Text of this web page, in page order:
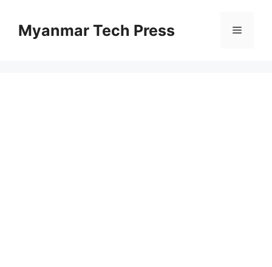
contentMyanmar Tech Press Menu